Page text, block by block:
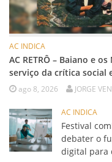
AC INDICA
AC RETRÔ – Baiano e
serviço da crítica social
ago 8, 2026 JORGE
AC INDICA
Festival
debater o
digital para